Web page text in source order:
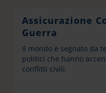
Assicurazione
Guerra
Il mondo è segnato da
politici che hanno
conflitti civili.